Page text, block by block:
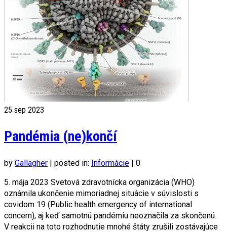
25 sep 2023
Pandémia (ne)končí
by Gallagher | posted in: Informácie | 0
5. mája 2023 Svetová zdravotnícka organizácia (WHO)
oznámila ukončenie mimoriadnej situácie v súvislosti s
covidom 19 (Public health emergency of international
concern), aj keď samotnú pandémiu neoznačila za skončenú.
V reakcii na toto rozhodnutie mnohé štáty zrušili zostávajúce